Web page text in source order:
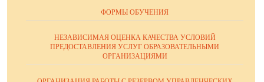
ФОРМЫ ОБУЧЕНИЯ
НЕЗАВИСИМАЯ ОЦЕНКА КАЧЕСТВА УСЛОВИЙ
ПРЕДОСТАВЛЕНИЯ УСЛУГ ОБРАЗОВАТЕЛЬНЫМИ
ОРГАНИЗАЦИЯМИ